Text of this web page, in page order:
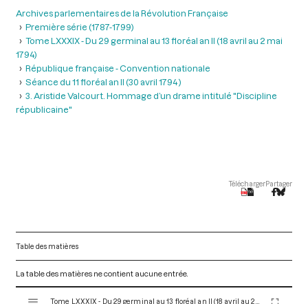
Archives parlementaires de la Révolution Française
Première série (1787-1799)
Tome LXXXIX - Du 29 germinal au 13 floréal an II (18 avril au 2 mai
1794)
République française - Convention nationale
Séance du 11 floréal an II (30 avril 1794 )
3. Aristide Valcourt. Hommage d’un drame intitulé "Discipline
républicaine"
TéléchargerPartager
Table des matières
La table des matières ne contient aucune entrée.